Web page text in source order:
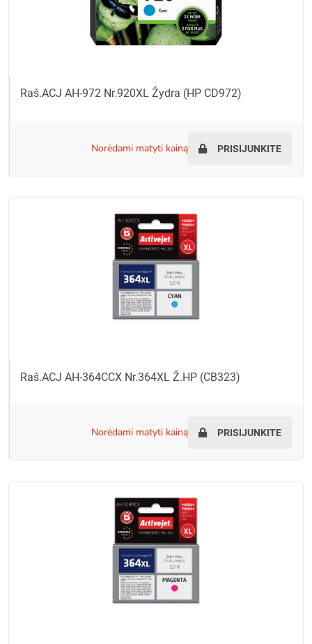
Raš.ACJ AH-972 Nr.920XL Žydra (HP CD972)
norėdami matyti kainą PRISIJUNKITE
Raš.ACJ AH-364CCX Nr.364XL Ž.HP (CB323)
norėdami matyti kainą PRISIJUNKITE